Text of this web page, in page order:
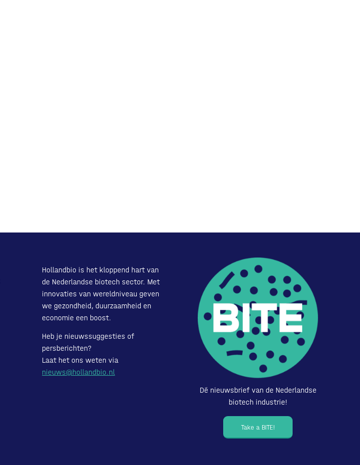
Hollandbio is het kloppend hart van
de Nederlandse biotech sector. Met
innovaties van wereldniveau geven
we gezondheid, duurzaamheid en
economie een boost.
Heb je nieuwssuggesties of
persberichten?
Laat het ons weten via
nieuws@hollandbio.nl
Dé nieuwsbrief van de Nederlandse
biotech industrie!
Take a BITE!